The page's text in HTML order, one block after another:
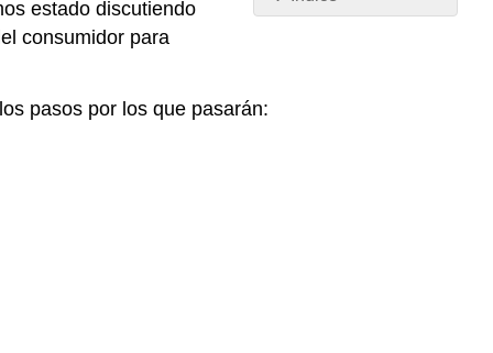
estado discutiendo
consumidor para
pasos por los que pasarán: